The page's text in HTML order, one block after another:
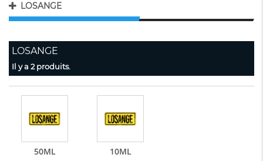
LOSANGE
LOSANGE
Il y a 2 produits.
50ML 10ML